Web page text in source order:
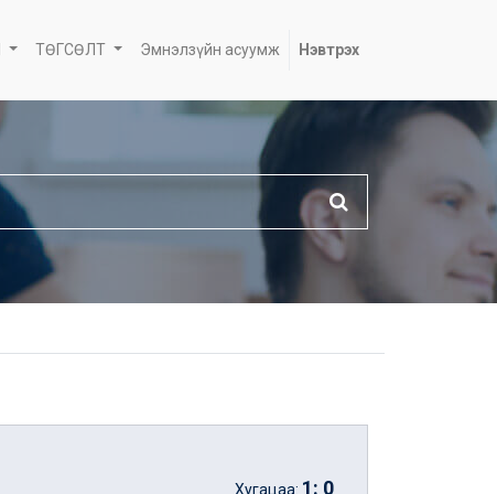
ТӨГСӨЛТ Эмнэлзүйн асуумж Нэвтрэх
Хугацаа: 1: 0